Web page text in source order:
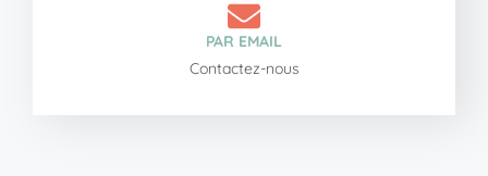
PAR EMAIL
Contactez-nous